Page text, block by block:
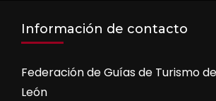
Información de contacto
Federación de Guías de Turismo
León